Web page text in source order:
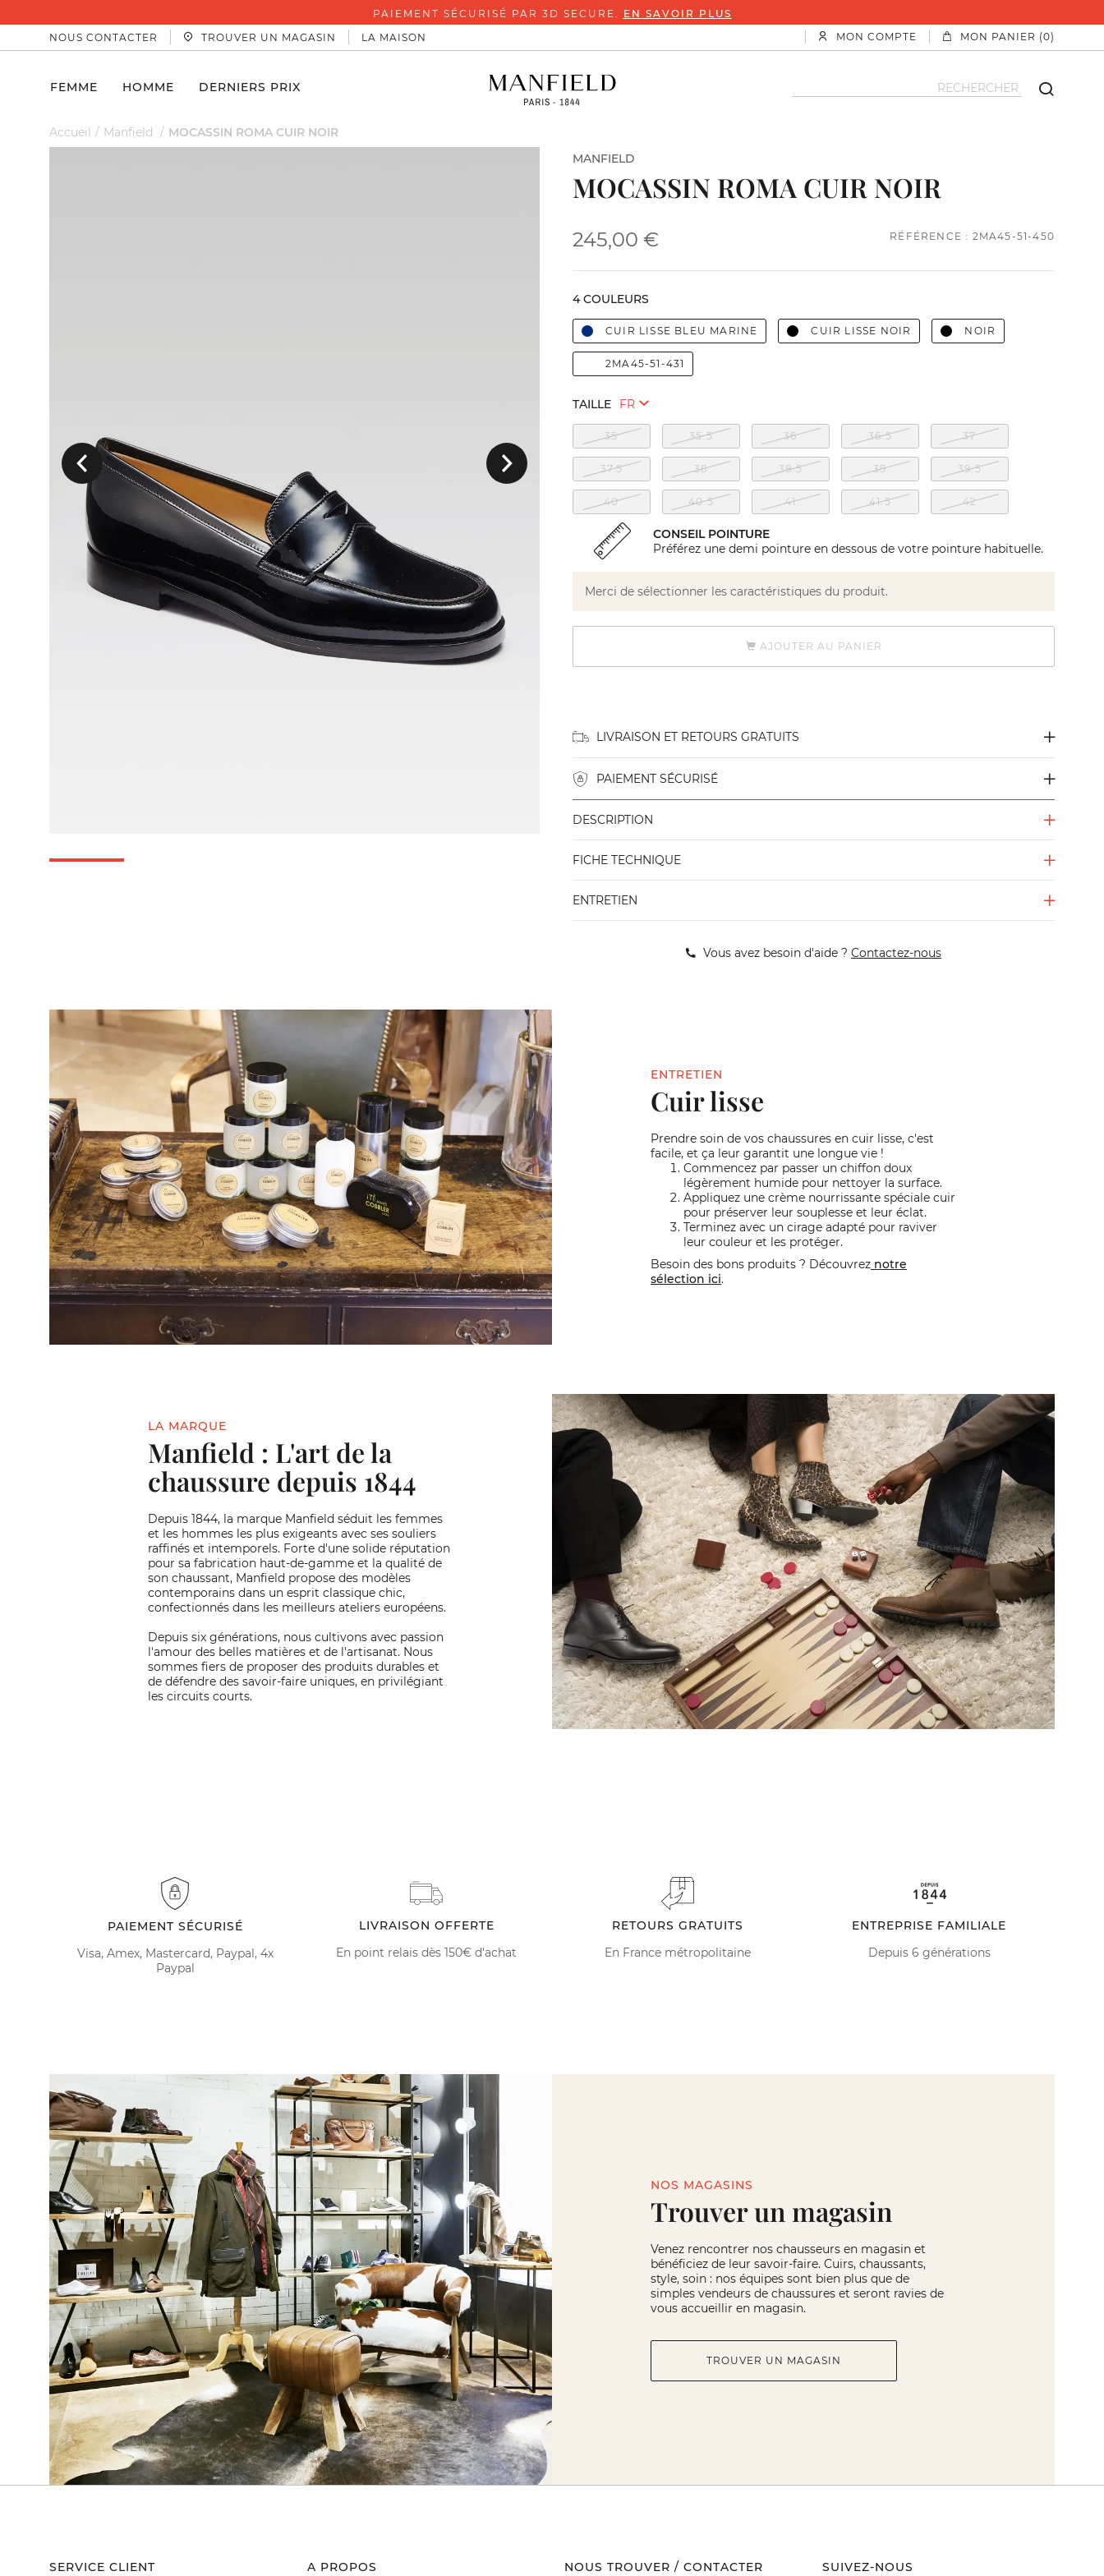
PAIEMENT SÉCURISÉ PAR 3D SECURE. EN SAVOIR PLUS
NOUS CONTACTER
TROUVER UN MAGASIN LA MAISON MON COMPTE MON PANIER (0)
FEMME HOMME DERNIERS PRIX
Accueil Manfield MOCASSIN ROMA CUIR NOIR
Précedent Suivant
MANFIELD
MOCASSIN ROMA CUIR NOIR
245,00 € RÉFÉRENCE : 2MA45-51-450
4 COULEURS
CUIR LISSE BLEU MARINE CUIR LISSE NOIR NOIR
2MA45-51-431
TAILLE
35 35.5 36 36.5 37
37.5 38 38.5 39 39.5
40 40.5 41 41.5 42
CONSEIL POINTURE
Préférez une demi pointure en dessous de votre pointure habituelle.
Merci de sélectionner les caractéristiques du produit.
AJOUTER AU PANIER
LIVRAISON ET RETOURS GRATUITS
PAIEMENT SÉCURISÉ
DESCRIPTION
FICHE TECHNIQUE
ENTRETIEN
Vous avez besoin d'aide ? Contactez-nous
ENTRETIEN
Cuir lisse
Prendre soin de vos chaussures en cuir lisse, c'est
facile, et ça leur garantit une longue vie !
Commencez par passer un chiffon doux
légèrement humide pour nettoyer la surface.
Appliquez une crème nourrissante spéciale cuir
pour préserver leur souplesse et leur éclat.
Terminez avec un cirage adapté pour raviver
leur couleur et les protéger.
Besoin des bons produits ? Découvrez notre
sélection ici.
LA MARQUE
Manfield : L'art de la
chaussure depuis 1844
Depuis 1844, la marque Manfield séduit les femmes
et les hommes les plus exigeants avec ses souliers
raffinés et intemporels. Forte d'une solide réputation
pour sa fabrication haut-de-gamme et la qualité de
son chaussant, Manfield propose des modèles
contemporains dans un esprit classique chic,
confectionnés dans les meilleurs ateliers européens.
Depuis six générations, nous cultivons avec passion
l'amour des belles matières et de l'artisanat. Nous
sommes fiers de proposer des produits durables et
de défendre des savoir-faire uniques, en privilégiant
les circuits courts.
PAIEMENT SÉCURISÉ
Visa, Amex, Mastercard, Paypal, 4x
Paypal
LIVRAISON OFFERTE
En point relais dès 150€ d'achat
RETOURS GRATUITS
En France métropolitaine
ENTREPRISE FAMILIALE
Depuis 6 générations
NOS MAGASINS
Trouver un magasin
Venez rencontrer nos chausseurs en magasin et
bénéficiez de leur savoir-faire. Cuirs, chaussants,
style, soin : nos équipes sont bien plus que de
simples vendeurs de chaussures et seront ravies de
vous accueillir en magasin.
TROUVER UN MAGASIN
SERVICE CLIENT A PROPOS NOUS TROUVER / CONTACTER SUIVEZ-NOUS